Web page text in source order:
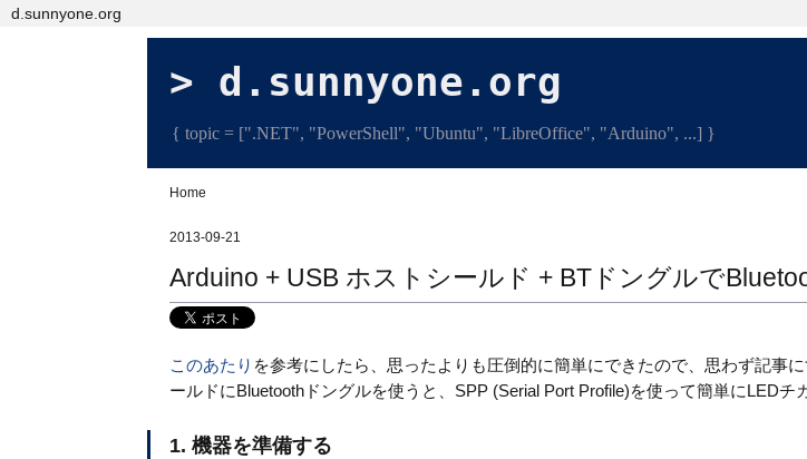
d.sunnyone.org
d.sunnyone.org
{ topic = [".NET", "PowerShell", "Ubuntu", "LibreOffice", "Arduino", ...] }
Home
2013-09-21
Arduino + USB ホストシールド + BTドングルで
このあたり を参考にしたら、思ったよりも圧倒的に簡単にできたので、思わず記事
ールドにBluetoothドングルを使うと、SPP (Serial Port Profile)を使って簡単にLEDチ
1. 機器を準備する